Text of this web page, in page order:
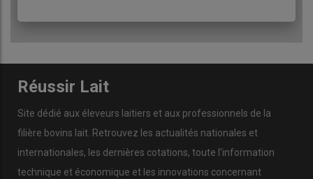
Réussir Lait
Site dédié aux éleveurs laitiers et aux professionnels de la
filière bovins lait. Retrouvez les actualités nationales et
internationales, les dernières cotations, toute l'information
technique et économique et les innovations concernant